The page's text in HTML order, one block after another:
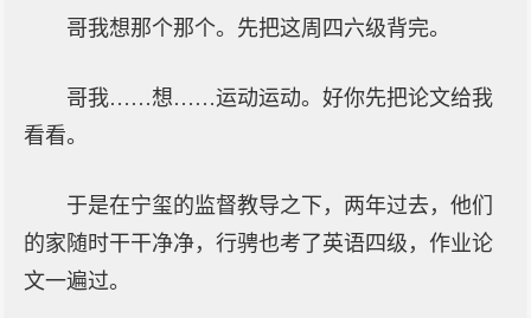
哥我想那个那个。先把这周四六级背完。
哥我……想……运动运动。好你先把论文给我
看看。
于是在宁玺的监督教导之下，两年过去，他们
的家随时干干净净，行骋也考了英语四级，作业论
文一遍过。